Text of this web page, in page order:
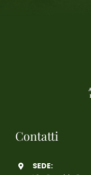
Contatti
SEDE: